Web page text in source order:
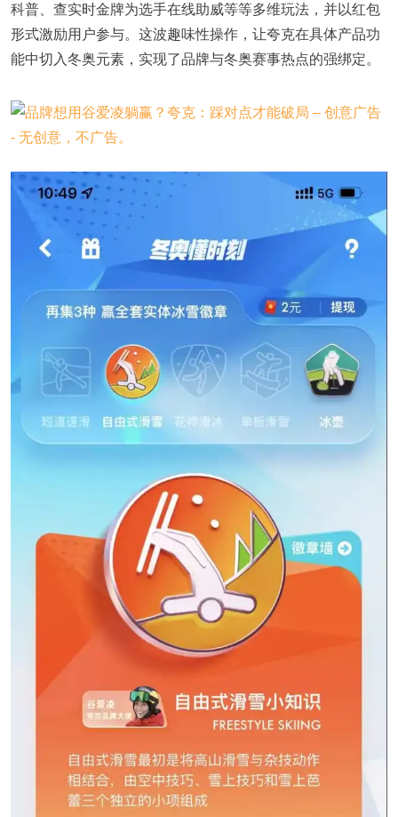
科普、查实时金牌为选手在线助威等等多维玩法，并以红包
形式激励用户参与。这波趣味性操作，让夸克在具体产品功
能中切入冬奥元素，实现了品牌与冬奥赛事热点的强绑定。